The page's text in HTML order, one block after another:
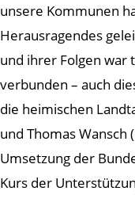
unsere Kommunen
Herausragendes
und ihrer Folgen war
verbunden – auch
die heimischen
und Thomas Wansch
Umsetzung der
Kurs der